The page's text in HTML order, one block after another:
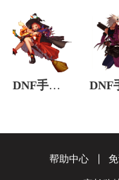
DNF手游魔法师职业，为什么非常的冷门？
帮助中心